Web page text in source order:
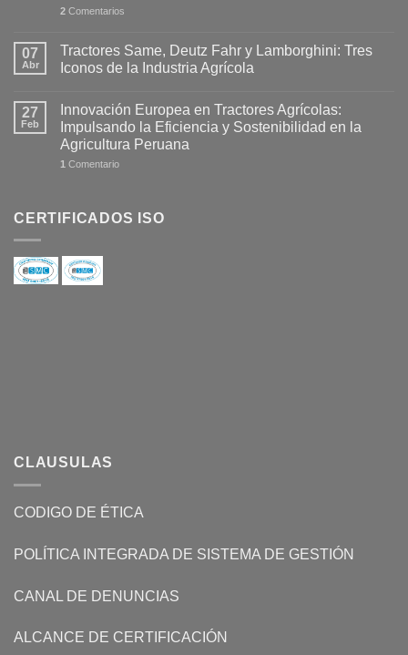
2 Comentarios
07
Abr
Tractores Same, Deutz Fahr y Lamborghini: Tres
Iconos de la Industria Agrícola
27
Feb
Innovación Europea en Tractores Agrícolas:
Impulsando la Eficiencia y Sostenibilidad en la
Agricultura Peruana
1 Comentario
CERTIFICADOS ISO
CLAUSULAS
CODIGO DE ÉTICA
POLÍTICA INTEGRADA DE SISTEMA DE GESTIÓN
CANAL DE DENUNCIAS
ALCANCE DE CERTIFICACIÓN